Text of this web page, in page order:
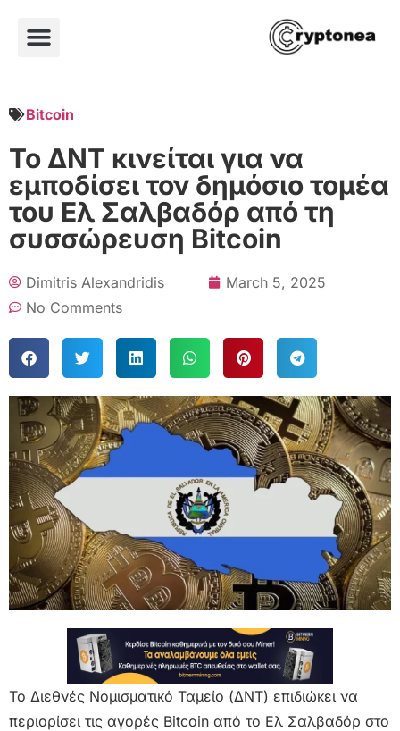
Bitcoin
Το ΔΝΤ κινείται για να
εμποδίσει τον δημόσιο τομέα
του Ελ Σαλβαδόρ από τη
συσσώρευση Bitcoin
Dimitris Alexandridis
March 5, 2025
No Comments
Το Διεθνές Νομισματικό Ταμείο (ΔΝΤ) επιδιώκει να
περιορίσει τις αγορές Bitcoin από το Ελ Σαλβαδόρ στο